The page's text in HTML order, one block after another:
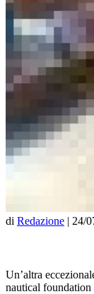
di Redazione | 24/
Un’altra
nautical foundation